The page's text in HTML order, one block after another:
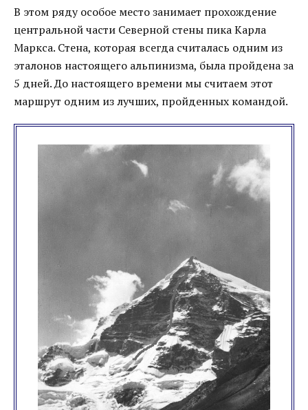
В этом ряду особое место занимает прохождение
центральной части Северной стены пика Карла
Маркса. Стена, которая всегда считалась одним из
эталонов настоящего альпинизма, была пройдена за
5 дней. До настоящего времени мы считаем этот
маршрут одним из лучших, пройденных командой.